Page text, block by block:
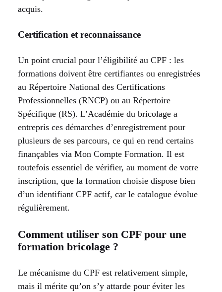
acquis.
Certification et reconnaissance
Un point crucial pour l’éligibilité au CPF : les
formations doivent être certifiantes ou enregistrées
au Répertoire National des Certifications
Professionnelles (RNCP) ou au Répertoire
Spécifique (RS). L’Académie du bricolage a
entrepris ces démarches d’enregistrement pour
plusieurs de ses parcours, ce qui en rend certains
finançables via Mon Compte Formation. Il est
toutefois essentiel de vérifier, au moment de votre
inscription, que la formation choisie dispose bien
d’un identifiant CPF actif, car le catalogue évolue
régulièrement.
Comment utiliser son CPF pour une
formation bricolage ?
Le mécanisme du CPF est relativement simple,
mais il mérite qu’on s’y attarde pour éviter les